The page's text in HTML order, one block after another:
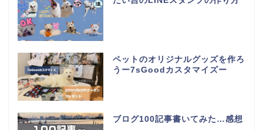
ペットのオリジナルグッズを作ろ
うー7sGoodカスタマイズー
ブログ100記事書いてみた…感想